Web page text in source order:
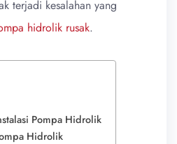
terjadi kesalahan yang
hidrolik rusak.
Pompa Hidrolik
Hidrolik